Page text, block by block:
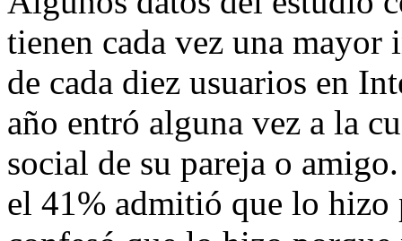
tienen cada vez una
de cada diez usuarios en
año entró alguna vez a la
social de su pareja o
el 41% admitió que lo